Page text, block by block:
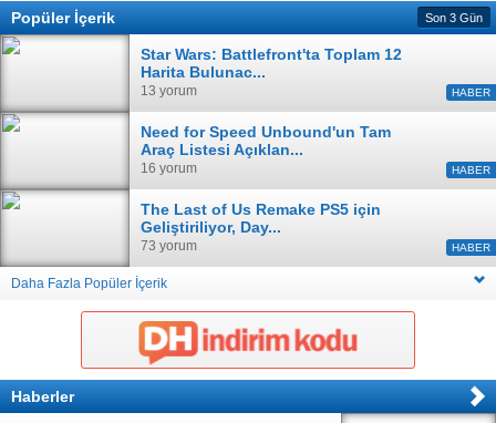
Popüler İçerik Son 3 Gün
Star Wars: Battlefront'ta Toplam 12
Harita Bulunac...
13 yorum HABER
Need for Speed Unbound'un Tam
Araç Listesi Açıklan...
16 yorum HABER
The Last of Us Remake PS5 için
Geliştiriliyor, Day...
73 yorum HABER
Daha Fazla Popüler İçerik
Haberler